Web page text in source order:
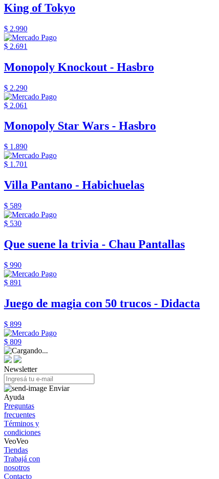
King of Tokyo
$ 2.990
$ 2.691
Monopoly Knockout - Hasbro
$ 2.290
$ 2.061
Monopoly Star Wars - Hasbro
$ 1.890
$ 1.701
Villa Pantano - Habichuelas
$ 589
$ 530
Que suene la trivia - Chau Pantallas
$ 990
$ 891
Juego de magia con 50 trucos - Didacta
$ 899
$ 809
Newsletter
Enviar
Ayuda
Preguntas
frecuentes
Términos y
condiciones
VeoVeo
Tiendas
Trabajá con
nosotros
Contacto